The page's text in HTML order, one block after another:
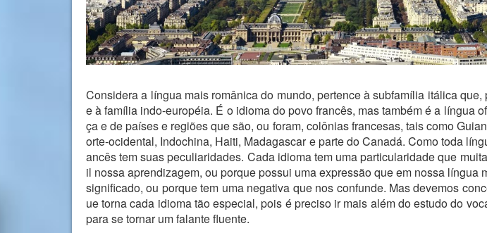
Considera a língua mais românica do mundo, pertence à subfamília itálica que,
e à família indo-européia. É o idioma do povo francês, mas também é a língua
ça e de países e regiões que são, ou foram, colônias francesas, tais como
orte-ocidental, Indochina, Haiti, Madagascar e parte do Canadá. Como toda
ancês tem suas peculiaridades. Cada idioma tem uma particularidade que
il nossa aprendizagem, ou porque possui uma expressão que em nossa língua
significado, ou porque tem uma negativa que nos confunde. Mas devemos
ue torna cada idioma tão especial, pois é preciso ir mais além do estudo do
para se tornar um falante fluente.